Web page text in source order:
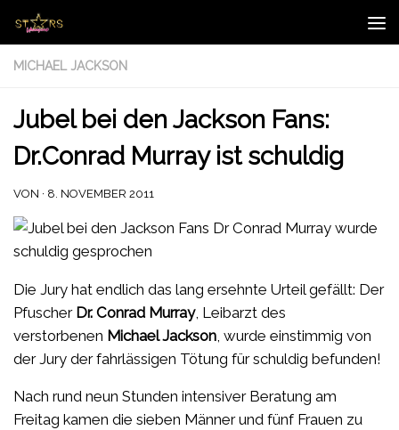
Zum Inhalt springen
MICHAEL JACKSON
Jubel bei den Jackson Fans:
Dr.Conrad Murray ist schuldig
VON · 8. NOVEMBER 2011
Die Jury hat endlich das lang ersehnte Urteil gefällt: Der
Pfuscher Dr. Conrad Murray, Leibarzt des
verstorbenen Michael Jackson , wurde einstimmig von
der Jury der fahrlässigen Tötung für schuldig befunden!
Nach rund neun Stunden intensiver Beratung am
Freitag kamen die sieben Männer und fünf Frauen zu